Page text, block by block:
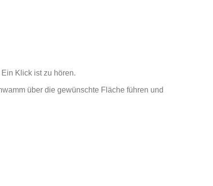
Klick ist zu hören.
über die gewünschte Fläche führen und